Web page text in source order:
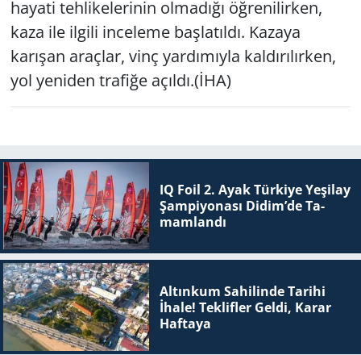
hayati tehlikelerinin olmadığı öğrenilirken,
kaza ile ilgili inceleme başlatıldı. Kazaya
karışan araçlar, vinç yardımıyla kaldırılırken,
yol yeniden trafiğe açıldı.(İHA)
IQ Foil 2. Ayak Tür­ki­ye Ye­şi­lay
Şam­pi­yo­na­sı Didim’de Ta­
mam­lan­dı
Altınkum Sahilinde Tarihi
İhale! Teklifler Geldi, Karar
Haftaya